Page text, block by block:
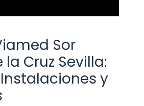
Sor
Cruz Sevilla:
y